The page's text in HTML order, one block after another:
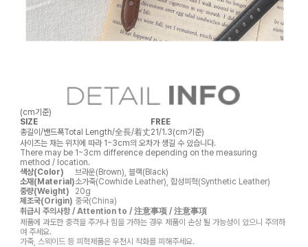
(cm기준)
SIZE
FREE
총길이/밴드폭Total Length/全長/着丈21/1.3(cm기준)
사이즈는 재는 위치에 따라 1~3cm의 오차가 생길 수 있습니다.
There may be 1~3cm difference depending on the measuring
method / location.
색상(Color)
브라운(Brown), 블랙(Black)
소재(Material)소가죽(Cowhide Leather), 합성피혁(Synthetic Leather)
중량(Weight)
20g
제조국(Origin) 중국(China)
취급시 주의사항 / Attention to / 注意事项 / 注意事項
제품에 과도한 충격을 주거나 힘을 가하는 경우 제품이 손상 될 가능성이 있으니 주의하
여 주세요.
가죽, 스웨이드 등 피혁제품은 우천시 착화를 피해주세요.